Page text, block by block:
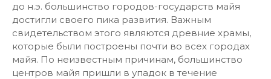
до н.э. большинство городов-государств майя
достигли своего пика развития. Важным
свидетельством этого являются древние храмы,
которые были построены почти во всех городах
майя. По неизвестным причинам, большинство
центров майя пришли в упадок в течение